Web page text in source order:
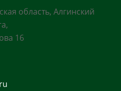
область, Алгинский
16